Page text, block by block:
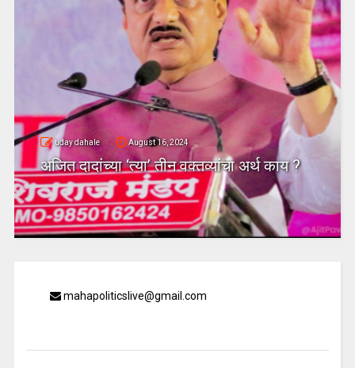
uday dahale August 16, 2024
अजित दादांच्या ‘त्या’ तीन वक्तव्यांचा अर्थ काय ?
mahapoliticslive@gmail.com